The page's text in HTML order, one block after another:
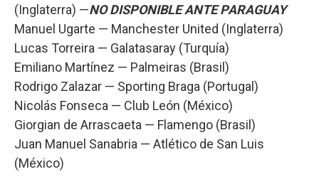
(Inglaterra) —NO DISPONIBLE ANTE PARAGUAY
Manuel Ugarte — Manchester United (Inglaterra)
Lucas Torreira — Galatasaray (Turquía)
Emiliano Martínez — Palmeiras (Brasil)
Rodrigo Zalazar — Sporting Braga (Portugal)
Nicolás Fonseca — Club León (México)
Giorgian de Arrascaeta — Flamengo (Brasil)
Juan Manuel Sanabria — Atlético de San Luis
(México)